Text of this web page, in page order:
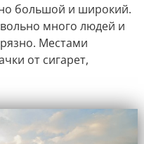
большой и широкий.
много людей и
Местами
от сигарет,